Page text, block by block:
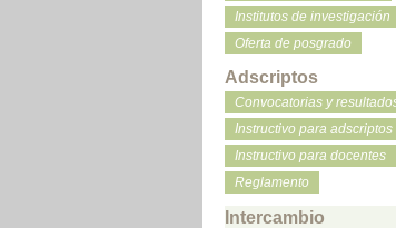
Institutos de investigación
Oferta de posgrado
Adscriptos
Convocatorias y
Instructivo para adscriptos
Instructivo para docentes
Reglamento
Intercambio